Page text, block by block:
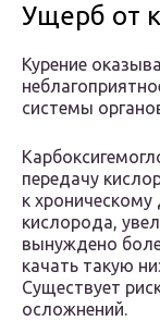
Ущерб от
Курение
системы
передачу
к
кислорода,
вынуждено
качать такую
Существует
осложнений.